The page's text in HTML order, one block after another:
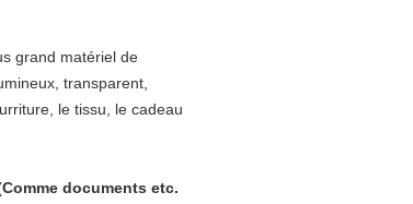
grand matériel de
transparent,
le tissu, le cadeau
documents etc.